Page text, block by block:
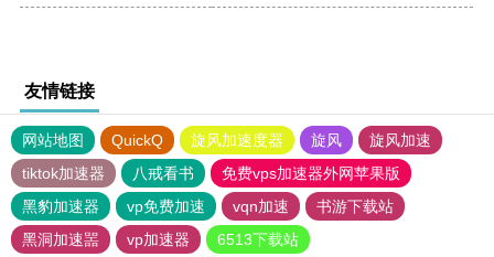
友情链接
网站地图 QuickQ 旋风加速度器 旋风
旋风加速
tiktok加速器
八戒看书
免费vps加速器外网苹果版
黑豹加速器
vp免费加速 vqn加速
书游下载站
黑洞加速噐
vp加速器 6513下载站